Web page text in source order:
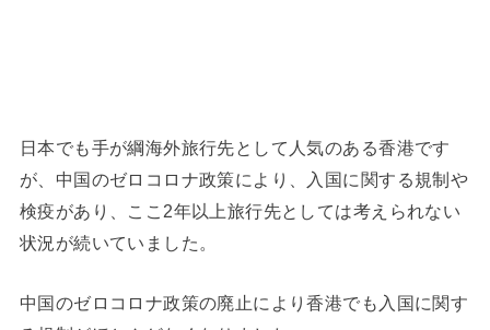
日本でも手が綱海外旅行先として人気のある香港です
が、中国のゼロコロナ政策により、入国に関する規制や
検疫があり、ここ2年以上旅行先としては考えられない
状況が続いていました。
中国のゼロコロナ政策の廃止により香港でも入国に関す